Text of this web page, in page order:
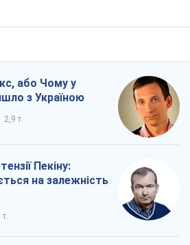
або Чому у
з Україною
2,9 т.
Пекіну:
на залежність
т.